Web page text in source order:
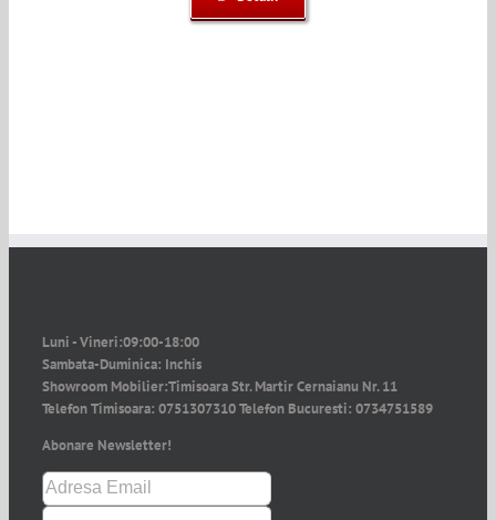
Luni - Vineri:09:00-18:00
Sambata-Duminica: Inchis
Showroom Mobilier:Timisoara Str. Martir Cernaianu Nr. 11
Telefon Timisoara: 0751307310Telefon Bucuresti: 0734751589
Abonare Newsletter!